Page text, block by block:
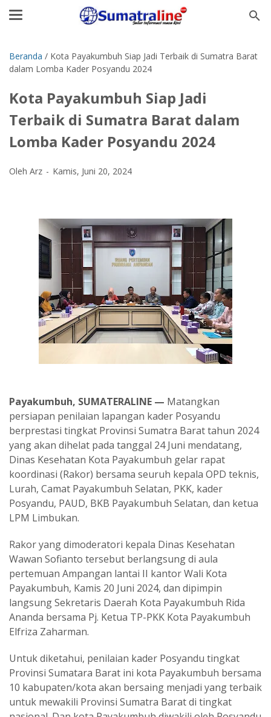
Beranda / Kota Payakumbuh Siap Jadi Terbaik di Sumatra Barat
dalam Lomba Kader Posyandu 2024
Kota Payakumbuh Siap Jadi
Terbaik di Sumatra Barat dalam
Lomba Kader Posyandu 2024
Oleh Arz Kamis, Juni 20, 2024
Payakumbuh, SUMATERALINE — Matangkan
persiapan penilaian lapangan kader Posyandu
berprestasi tingkat Provinsi Sumatra Barat tahun 2024
yang akan dihelat pada tanggal 24 Juni mendatang,
Dinas Kesehatan Kota Payakumbuh gelar rapat
koordinasi (Rakor) bersama seuruh kepala OPD teknis,
Lurah, Camat Payakumbuh Selatan, PKK, kader
Posyandu, PAUD, BKB Payakumbuh Selatan, dan ketua
LPM Limbukan.
Rakor yang dimoderatori kepala Dinas Kesehatan
Wawan Sofianto tersebut berlangsung di aula
pertemuan Ampangan lantai II kantor Wali Kota
Payakumbuh, Kamis 20 Juni 2024, dan dipimpin
langsung Sekretaris Daerah Kota Payakumbuh Rida
Ananda bersama Pj. Ketua TP-PKK Kota Payakumbuh
Elfriza Zaharman.
Untuk diketahui, penilaian kader Posyandu tingkat
Provinsi Sumatara Barat ini kota Payakumbuh bersama
10 kabupaten/kota akan bersaing menjadi yang terbaik
untuk mewakili Provinsi Sumatra Barat di tingkat